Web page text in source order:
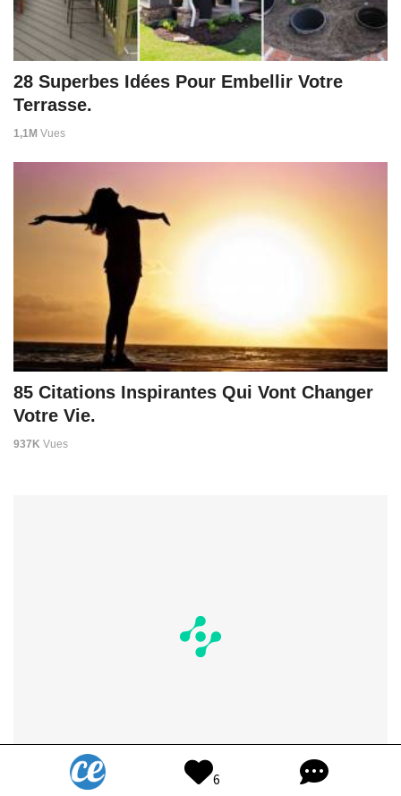
28 Superbes Idées Pour Embellir Votre
Terrasse.
1,1M Vues
85 Citations Inspirantes Qui Vont Changer
Votre Vie.
937K Vues
6